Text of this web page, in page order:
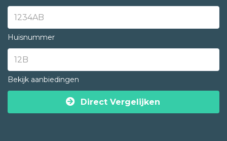
Huisnummer
Bekijk aanbiedingen
Direct Vergelijken